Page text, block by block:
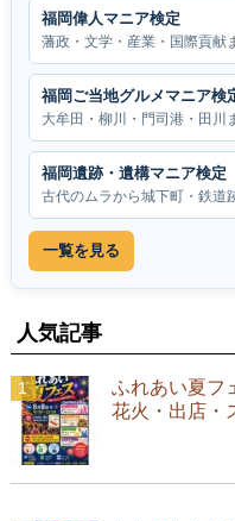
福岡偉人マニア検定
藩政・文学・産業・国際貢献
福岡ご当地グルメマニア検
大牟田・柳川・門司港・田川
福岡遺跡・遺構マニア検定
古代のムラから城下町・鉄道
一覧を見る
人気記事
ふれあい夏フ
花火・出店・